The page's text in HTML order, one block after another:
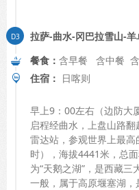
拉萨-曲水-冈巴拉雪山-
餐食： 含早餐 含中餐
住宿： 日喀则
早上9：00左右（边防大
启程经曲水，上盘山路
雷达站，参观世界上最
时），海拔4441米，总
为“天鹅之湖”，是西藏
一般，属于高原堰塞湖